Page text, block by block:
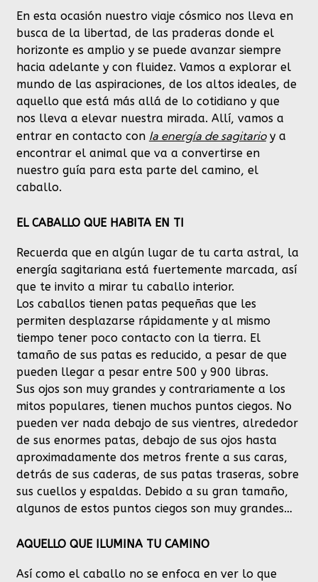
En esta ocasión nuestro viaje cósmico nos lleva en
busca de la libertad, de las praderas donde el
horizonte es amplio y se puede avanzar siempre
hacia adelante y con fluidez. Vamos a explorar el
mundo de las aspiraciones, de los altos ideales, de
aquello que está más allá de lo cotidiano y que
nos lleva a elevar nuestra mirada. Allí, vamos a
entrar en contacto con la energía de sagitarioy a
encontrar el animal que va a convertirse en
nuestro guía para esta parte del camino, el
caballo.
EL CABALLO QUE HABITA EN TI
Recuerda que en algún lugar de tu carta astral, la
energía sagitariana está fuertemente marcada, así
que te invito a mirar tu caballo interior.
Los caballos tienen patas pequeñas que les
permiten desplazarse rápidamente y al mismo
tiempo tener poco contacto con la tierra. El
tamaño de sus patas es reducido, a pesar de que
pueden llegar a pesar entre 500 y 900 libras.
Sus ojos son muy grandes y contrariamente a los
mitos populares, tienen muchos puntos ciegos. No
pueden ver nada debajo de sus vientres, alrededor
de sus enormes patas, debajo de sus ojos hasta
aproximadamente dos metros frente a sus caras,
detrás de sus caderas, de sus patas traseras, sobre
sus cuellos y espaldas. Debido a su gran tamaño,
algunos de estos puntos ciegos son muy grandes…
AQUELLO QUE ILUMINA TU CAMINO
Así como el caballo no se enfoca en ver lo que